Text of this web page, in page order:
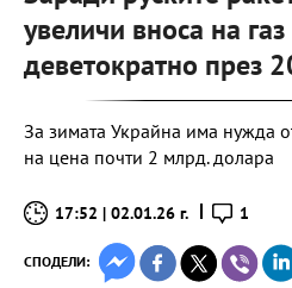
увеличи вноса на
деветократно през
За зимата Украйна има нужда
на цена почти 2 млрд. долара
17:52 | 02.01.26 г. 1
СПОДЕЛИ: